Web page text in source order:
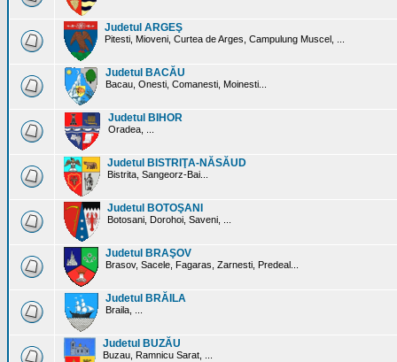
Judetul ARGEŞ
Pitesti, Mioveni, Curtea de Arges, Campulung Muscel, ...
Judetul BACĂU
Bacau, Onesti, Comanesti, Moinesti...
Judetul BIHOR
Oradea, ...
Judetul BISTRIŢA-NĂSĂUD
Bistrita, Sangeorz-Bai...
Judetul BOTOŞANI
Botosani, Dorohoi, Saveni, ...
Judetul BRAŞOV
Brasov, Sacele, Fagaras, Zarnesti, Predeal...
Judetul BRĂILA
Braila, ...
Judetul BUZĂU
Buzau, Ramnicu Sarat, ...